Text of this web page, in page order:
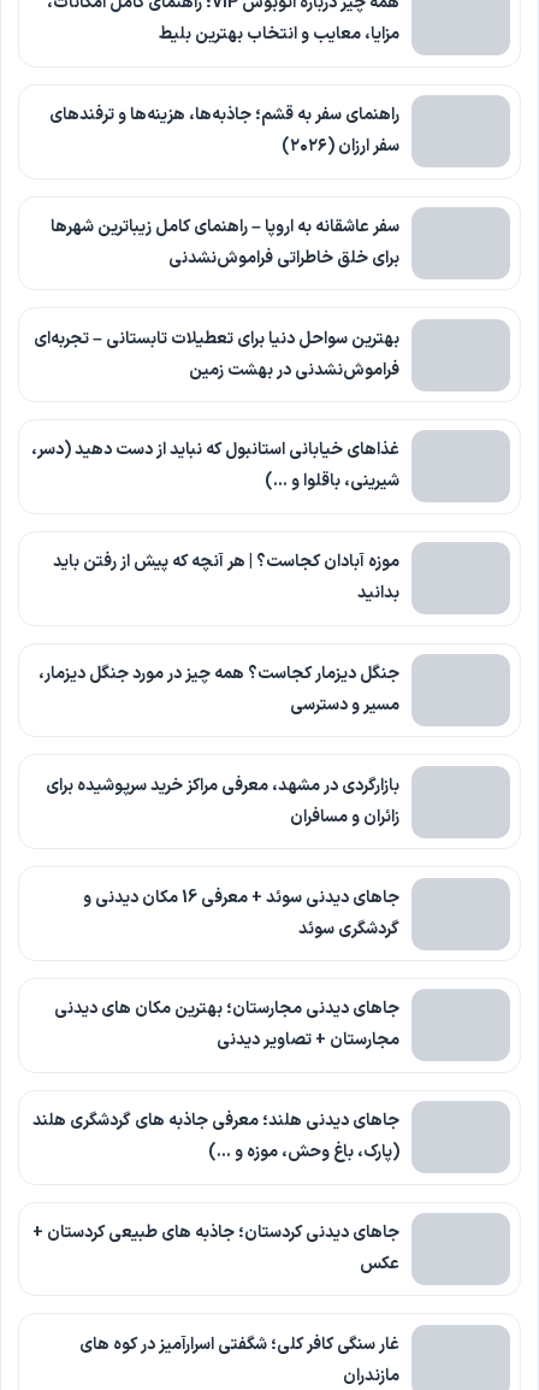
مزایا، معایب و انتخاب بهترین بلیط
راهنمای سفر به قشم؛ جاذبه‌ها، هزینه‌ها و ترفندهای
سفر ارزان (۲۰۲۶)
سفر عاشقانه به اروپا – راهنمای کامل زیباترین شهرها
برای خلق خاطراتی فراموش‌نشدنی
بهترین سواحل دنیا برای تعطیلات تابستانی – تجربه‌ای
فراموش‌نشدنی در بهشت زمین
غذاهای خیابانی استانبول که نباید از دست دهید (دسر،
شیرینی، باقلوا و …)
موزه آبادان کجاست؟ | هر آنچه که پیش از رفتن باید
بدانید
جنگل دیزمار کجاست؟ همه چیز در مورد جنگل دیزمار،
مسیر و دسترسی
بازارگردی در مشهد، معرفی مراکز خرید سرپوشیده برای
زائران و مسافران
جاهای دیدنی سوئد + معرفی 16 مکان دیدنی و
گردشگری سوئد
جاهای دیدنی مجارستان؛ بهترین مکان های دیدنی
مجارستان + تصاویر دیدنی
جاهای دیدنی هلند؛ معرفی جاذبه های گردشگری هلند
(پارک، باغ وحش، موزه و …)
جاهای دیدنی کردستان؛ جاذبه های طبیعی کردستان +
عکس
غار سنگی کافر کلی؛ شگفتی اسرارآمیز در کوه های
مازندران